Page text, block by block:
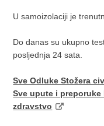
U samoizolaciji je
Do danas su ukupno
posljednja 24 sata.
Sve Odluke Stožera
Sve upute i
zdravstvo